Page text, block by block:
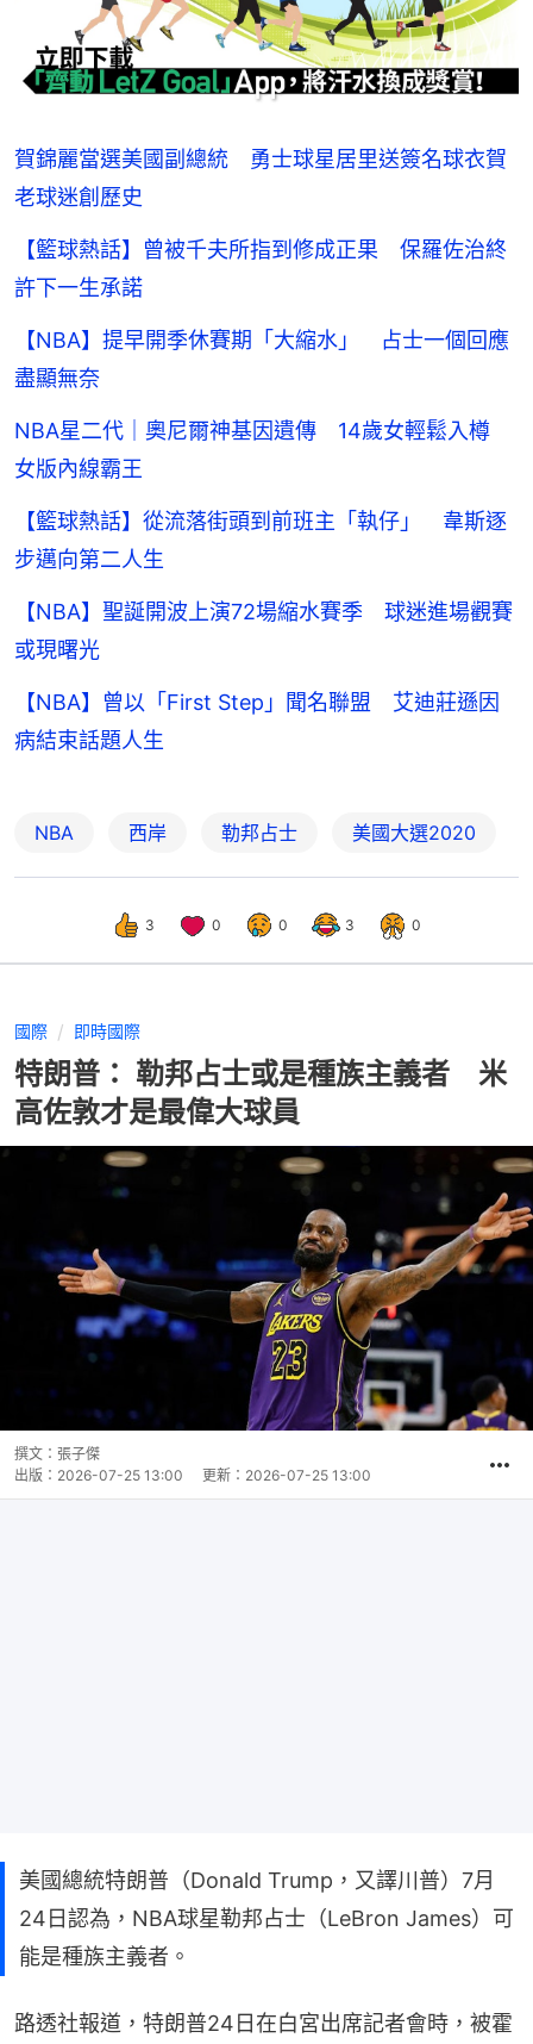
賀錦麗當選美國副總統 勇士球星居里送簽名球衣賀
老球迷創歷史
【籃球熱話】曾被千夫所指到修成正果 保羅佐治終
許下一生承諾
【NBA】提早開季休賽期「大縮水」 占士一個回應
盡顯無奈
NBA星二代｜奧尼爾神基因遺傳 14歲女輕鬆入樽
女版內線霸王
【籃球熱話】從流落街頭到前班主「執仔」 韋斯逐
步邁向第二人生
【NBA】聖誕開波上演72場縮水賽季 球迷進場觀賽
或現曙光
【NBA】曾以「First Step」聞名聯盟 艾迪莊遜因
病結束話題人生
NBA 西岸 勒邦占士 美國大選2020
3 0 0 3 0
國際 即時國際
特朗普： 勒邦占士或是種族主義者 米
高佐敦才是最偉大球員
撰文： 張子傑
出版： 2026-07-25 13:00 更新： 2026-07-25 13:00
美國總統特朗普（Donald Trump，又譯川普）7月
24日認為，NBA球星勒邦占士（LeBron James）可
能是種族主義者。
路透社報道，特朗普24日在白宮出席記者會時，被霍